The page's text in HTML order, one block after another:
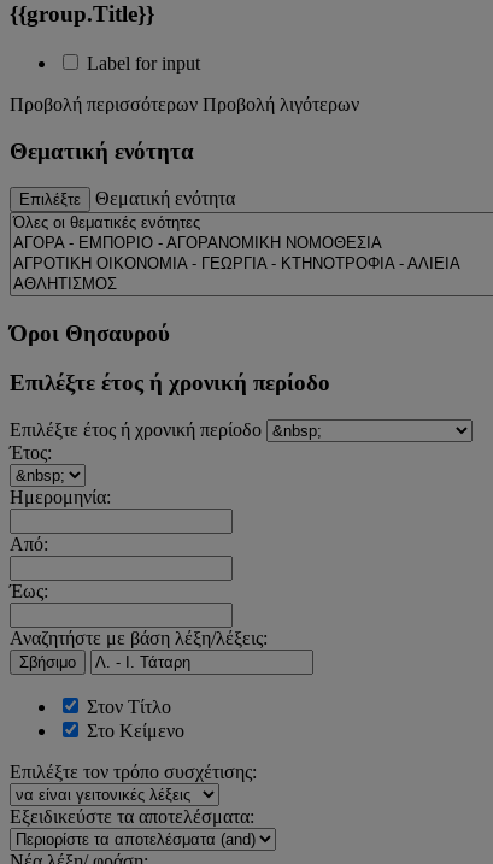
{{group.Title}}
Label for input
Προβολή περισσότερων Προβολή λιγότερων
Θεματική ενότητα
Επιλέξτε Θεματική ενότητα
Όροι Θησαυρού
Επιλέξτε έτος ή χρονική περίοδο
Επιλέξτε έτος ή χρονική περίοδο
Έτος:
Ημερομηνία:
Από:
Έως:
Αναζητήστε με βάση λέξη/λέξεις:
Σβήσιμο
Στον Τίτλο
Στο Κείμενο
Επιλέξτε τον τρόπο συσχέτισης:
Εξειδικεύστε τα αποτελέσματα: